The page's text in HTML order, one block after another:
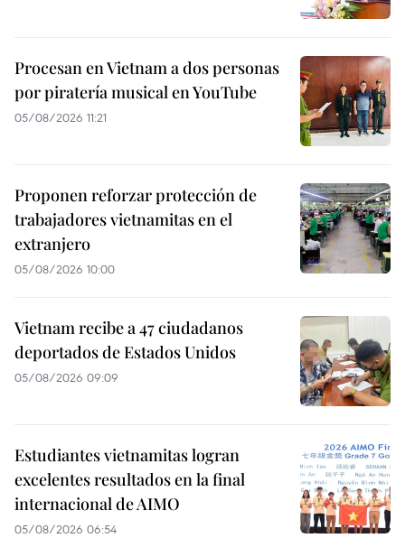
Procesan en Vietnam a dos personas
por piratería musical en YouTube
05/08/2026 11:21
Proponen reforzar protección de
trabajadores vietnamitas en el
extranjero
05/08/2026 10:00
Vietnam recibe a 47 ciudadanos
deportados de Estados Unidos
05/08/2026 09:09
Estudiantes vietnamitas logran
excelentes resultados en la final
internacional de AIMO
05/08/2026 06:54